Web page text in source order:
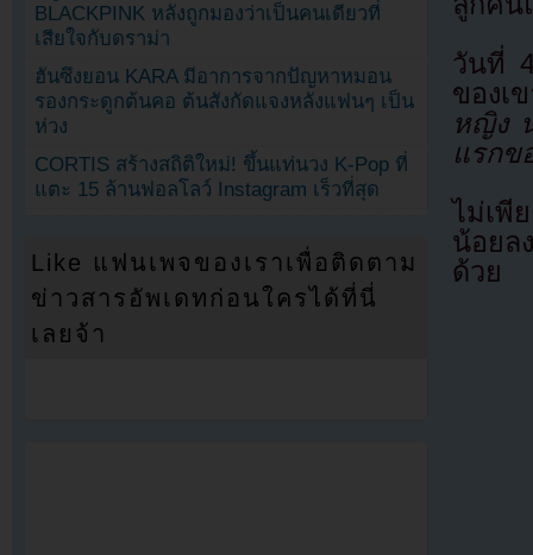
วันที่
ของเ
หญิง
แรกข
ไม่เพี
น้อยล
ด้วย
BLACKPINK หลังถูกมองว่าเป็นคนเดียวที่
เสียใจกับดราม่า
ฮันซึงยอน KARA มีอาการจากปัญหาหมอน
รองกระดูกต้นคอ ต้นสังกัดแจงหลังแฟนๆ เป็น
ห่วง
CORTIS สร้างสถิติใหม่! ขึ้นแท่นวง K-Pop ที่
แตะ 15 ล้านฟอลโลว์ Instagram เร็วที่สุด
Like แฟนเพจของเราเพื่อติดตาม
ข่าวสารอัพเดทก่อนใครได้ที่นี่
เลยจ้า